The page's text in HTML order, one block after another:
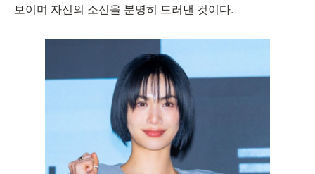
보이며 자신의 소신을 분명히 드러낸 것이다.